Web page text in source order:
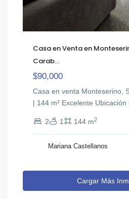
Casa en Venta en
Carab...
$90,000
Casa en venta Monteserino,
| 144 m² Excelente Ubicación
2 1 144 m2
Mariana Castellanos
Cargar Más